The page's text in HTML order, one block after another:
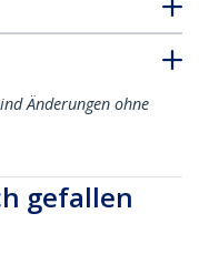
Änderungen ohne
gefallen